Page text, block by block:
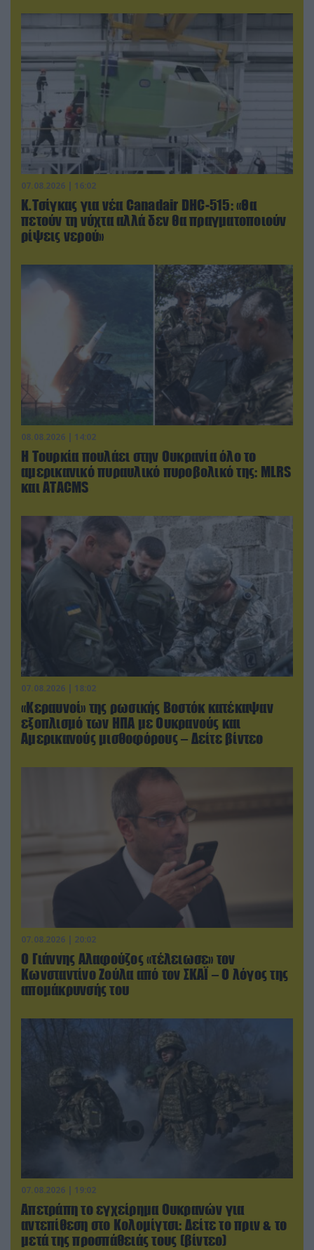
07.08.2026 | 16:02
Κ.Τσίγκας για νέα Canadair DHC-515: «Θα
πετούν τη νύχτα αλλά δεν θα πραγματοποιούν
ρίψεις νερού»
08.08.2026 | 14:02
Η Τουρκία πουλάει στην Ουκρανία όλο το
αμερικανικό πυραυλικό πυροβολικό της: MLRS
και ΑΤΑCMS
07.08.2026 | 18:02
«Κεραυνοί» της ρωσικής Βοστόκ κατέκαψαν
εξοπλισμό των ΗΠΑ με Ουκρανούς και
Αμερικανούς μισθοφόρους – Δείτε βίντεο
07.08.2026 | 20:02
Ο Γιάννης Αλαφούζος «τέλειωσε» τον
Κωνσταντίνο Ζούλα από τον ΣΚΑΪ – Ο λόγος της
απομάκρυνσής του
07.08.2026 | 19:02
Απετράπη το εγχείρημα Ουκρανών για
αντεπίθεση στο Κολομίγτσι: Δείτε το πριν & το
μετά της προσπάθειάς τους (βίντεο)